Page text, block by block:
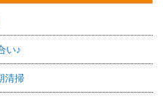
い♪
清掃